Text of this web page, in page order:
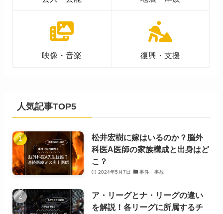
映像・音楽 復興・支援
人気記事TOP5
松井宏樹に嫁はいるのか？脳外
科医A医師の家族構成と出身はど
こ？
2024年5月7日 事件・事故
ア・リーグとナ・リーグの違い
を解説！各リーグに所属するチ